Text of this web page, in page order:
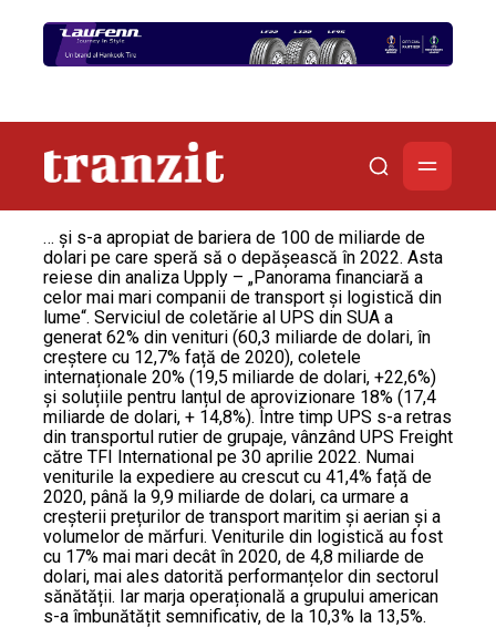
… și s-a apropiat de bariera de 100 de miliarde de
dolari pe care speră să o depășească în 2022. Asta
reiese din analiza Upply – „Panorama financiară a
celor mai mari companii de transport și logistică din
lume“. Serviciul de coletărie al UPS din SUA a
generat 62% din venituri (60,3 miliarde de dolari, în
creștere cu 12,7% față de 2020), coletele
internaționale 20% (19,5 miliarde de dolari, +22,6%)
și soluțiile pentru lanțul de aprovizionare 18% (17,4
miliarde de dolari, + 14,8%). Între timp UPS s-a retras
din transportul rutier de grupaje, vânzând UPS Freight
către TFI International pe 30 aprilie 2022. Numai
veniturile la expediere au crescut cu 41,4% față de
2020, până la 9,9 miliarde de dolari, ca urmare a
creșterii prețurilor de transport maritim și aerian și a
volumelor de mărfuri. Veniturile din logistică au fost
cu 17% mai mari decât în 2020, de 4,8 miliarde de
dolari, mai ales datorită performanțelor din sectorul
sănătății. Iar marja operațională a grupului american
s-a îmbunătățit semnificativ, de la 10,3% la 13,5%.